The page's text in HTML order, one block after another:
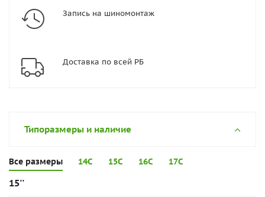
Запись на шиномонтаж
Доставка по всей РБ
Типоразмеры и наличие
Все размеры 14C 15C 16C 17C
15''